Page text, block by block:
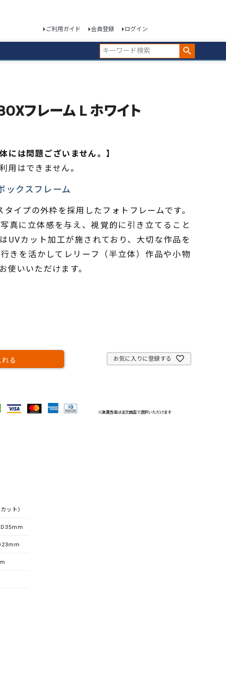
ご利用ガイド 会員登録 ログイン
フレーム L ホワイト
には問題ございません。】
用はできません。
ックスフレーム
イプの外枠を採用したフォトフレームです。
真に立体感を与え、視覚的に引き立てること
UVカット加工が施されており、大切な作品を
きを活かしてレリーフ（半立体）作品や小物
使いいただけます。
お気に入りに登録する
る
※決済方法は注文画面で選択いただけます
ット）
ｍｍ
ｍｍ